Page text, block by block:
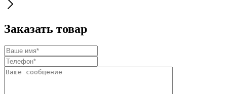
Заказать товар